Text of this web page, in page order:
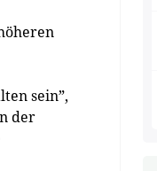
sein”,
der